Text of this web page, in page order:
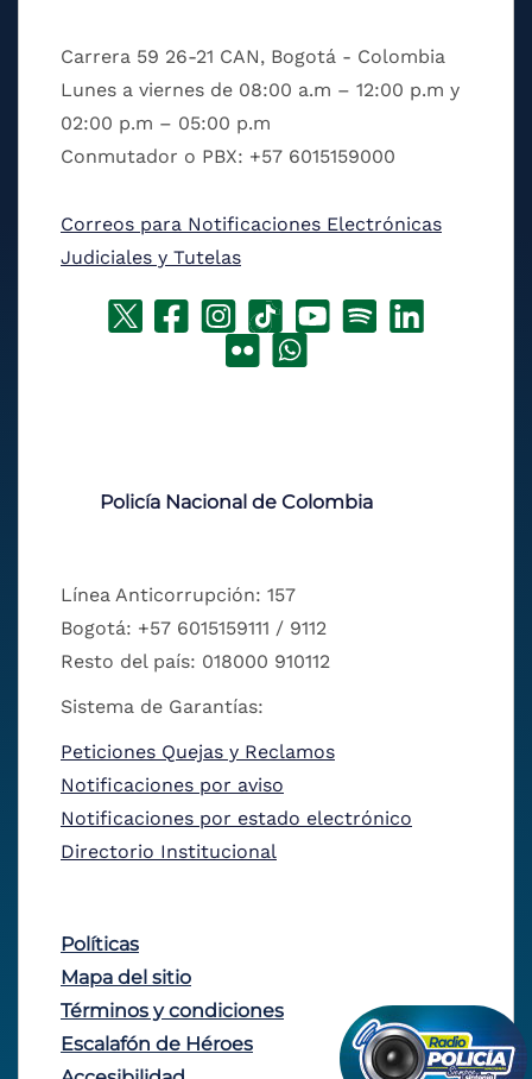
Carrera 59 26-21 CAN, Bogotá - Colombia
Lunes a viernes de 08:00 a.m – 12:00 p.m y
02:00 p.m – 05:00 p.m
Conmutador o PBX: +57 6015159000
Correos para Notificaciones Electrónicas
Judiciales y Tutelas
Policía Nacional de Colombia
Línea Anticorrupción: 157
Bogotá: +57 6015159111 / 9112
Resto del país: 018000 910112
Sistema de Garantías:
Peticiones Quejas y Reclamos
Notificaciones por aviso
Notificaciones por estado electrónico
Directorio Institucional
Políticas
Mapa del sitio
Términos y condiciones
Escalafón de Héroes